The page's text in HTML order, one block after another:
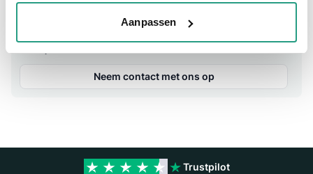
Aanpassen
Vragen? Neem dan nu contact op
Neem contact met ons op
Trustpilot